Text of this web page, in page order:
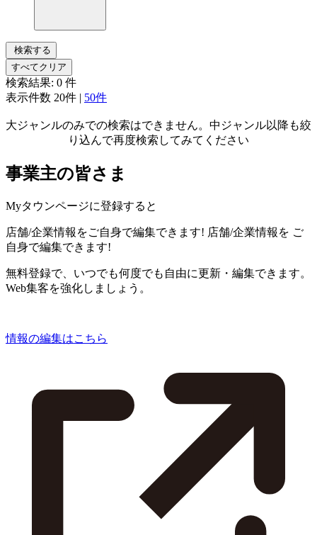
検索する
すべてクリア
検索結果: 0 件
表示件数 20件 | 50件
大ジャンルのみでの検索はできません。中ジャンル以降も絞
り込んで再度検索してみてください
事業主の皆さま
Myタウンページに登録すると
店舗/企業情報をご自身で編集できます! 店舗/企業情報を ご
自身で編集できます!
無料登録で、いつでも何度でも自由に更新・編集できます。
Web集客を強化しましょう。
情報の編集はこちら